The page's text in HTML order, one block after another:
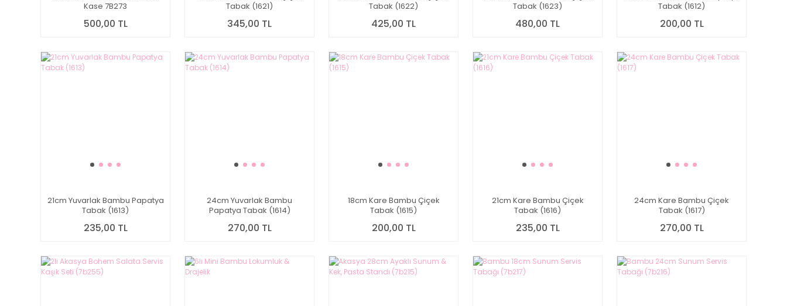
Kase 7B273
500,00 TL
Tabak (1621)
345,00 TL
Tabak (1622)
425,00 TL
Tabak (1623)
480,00 TL
Tabak (1612)
200,00 TL
21cm Yuvarlak Bambu Papatya
Tabak (1613)
235,00 TL
24cm Yuvarlak Bambu
Papatya Tabak (1614)
270,00 TL
18cm Kare Bambu Çiçek
Tabak (1615)
200,00 TL
21cm Kare Bambu Çiçek
Tabak (1616)
235,00 TL
24cm Kare Bambu Çiçek
Tabak (1617)
270,00 TL